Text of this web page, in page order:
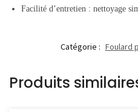
Facilité d’entretien : nettoyage
Catégorie : Foulard
Produits